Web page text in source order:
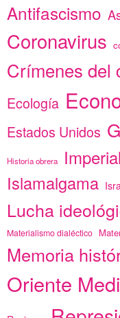
Antifascismo
Coronavirus
Crímenes del
Ecología
Estados Unidos
Historia obrera
Islamalgama
Lucha
Materialismo dialéctico
Memoria
Oriente